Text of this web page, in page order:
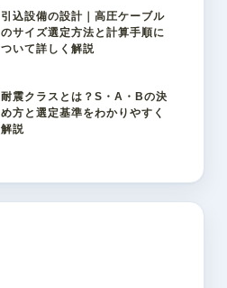
引込設備の設計｜高圧ケーブル
のサイズ選定方法と計算手順に
ついて詳しく解説
耐震クラスとは？S・A・Bの決
め方と選定基準をわかりやすく
解説